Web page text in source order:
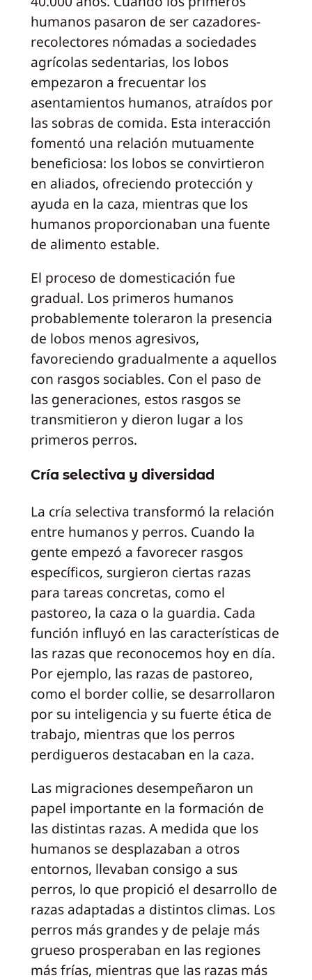
humanos pasaron de ser cazadores-
recolectores nómadas a sociedades
agrícolas sedentarias, los lobos
empezaron a frecuentar los
asentamientos humanos, atraídos por
las sobras de comida. Esta interacción
fomentó una relación mutuamente
beneficiosa: los lobos se convirtieron
en aliados, ofreciendo protección y
ayuda en la caza, mientras que los
humanos proporcionaban una fuente
de alimento estable.
El proceso de domesticación fue
gradual. Los primeros humanos
probablemente toleraron la presencia
de lobos menos agresivos,
favoreciendo gradualmente a aquellos
con rasgos sociables. Con el paso de
las generaciones, estos rasgos se
transmitieron y dieron lugar a los
primeros perros.
Cría selectiva y diversidad
La cría selectiva transformó la relación
entre humanos y perros. Cuando la
gente empezó a favorecer rasgos
específicos, surgieron ciertas razas
para tareas concretas, como el
pastoreo, la caza o la guardia. Cada
función influyó en las características de
las razas que reconocemos hoy en día.
Por ejemplo, las razas de pastoreo,
como el border collie, se desarrollaron
por su inteligencia y su fuerte ética de
trabajo, mientras que los perros
perdigueros destacaban en la caza.
Las migraciones desempeñaron un
papel importante en la formación de
las distintas razas. A medida que los
humanos se desplazaban a otros
entornos, llevaban consigo a sus
perros, lo que propició el desarrollo de
razas adaptadas a distintos climas. Los
perros más grandes y de pelaje más
grueso prosperaban en las regiones
más frías, mientras que las razas más